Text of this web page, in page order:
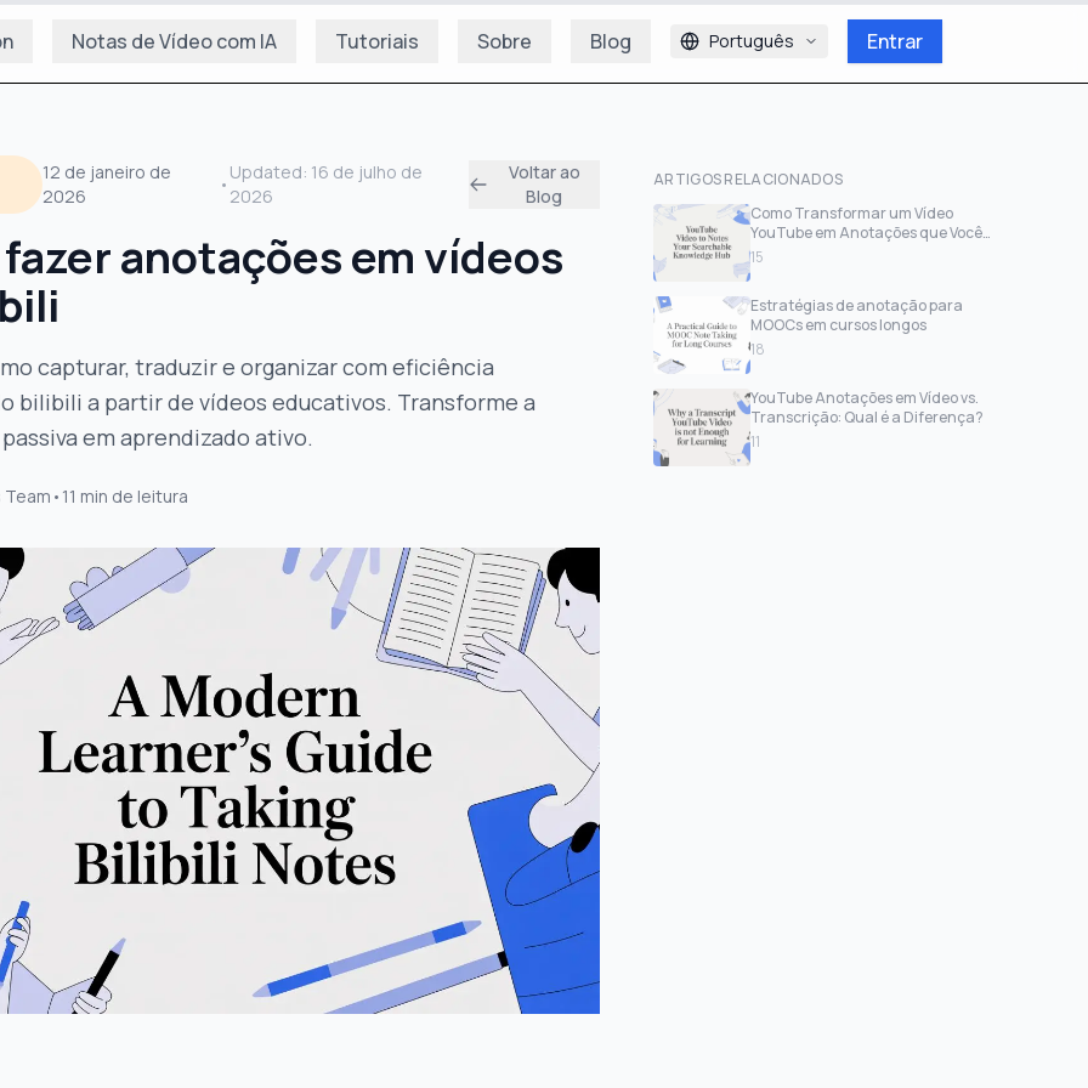
Notas de Vídeo com IA Tutoriais Sobre Blog Português Entrar
12 de janeiro de
2026
•
Updated: 16 de julho de
2026
Voltar ao
Blog
anotações em vídeos
capturar, traduzir e organizar com eficiência
bilibili a partir de vídeos educativos. Transforme a
em aprendizado ativo.
• 11 min de leitura
ARTIGOS RELACIONADOS
Como Transformar um Vídeo
YouTube em Anotações que Você
Realmente Vai Usar
15
Estratégias de anotação para
MOOCs em cursos longos
18
YouTube Anotações em Vídeo vs.
Transcrição: Qual é a Diferença?
11